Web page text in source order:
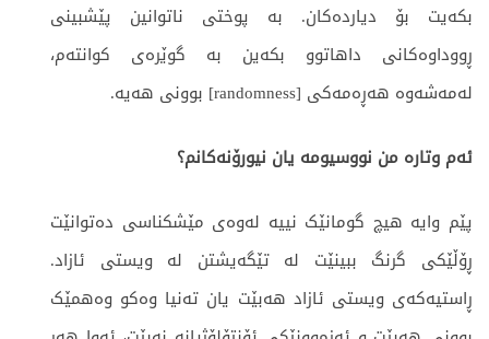
بکەیت بۆ دیاردەکان. بە پوختی ناتوانین پێشبینی
ڕووداوەکانی داهاتوو بکەین بە گوێرەی کوانتەم،
لەمەشەوە هەڕەمەکی [randomness] بوونی هەیە.
ئەم وتارە من نووسیومە یان نیورۆنەکانم؟
پێم وایە هیچ گومانێک نییە لەوەی مێشکناسی دەتوانێت
ڕۆڵێکی گرنگ ببینێت لە تێگەیشتن لە ویستی ئازاد.
ڕاستیەکەی ویستی ئازاد هەبێت یان تەنیا وەکو وەهمێک